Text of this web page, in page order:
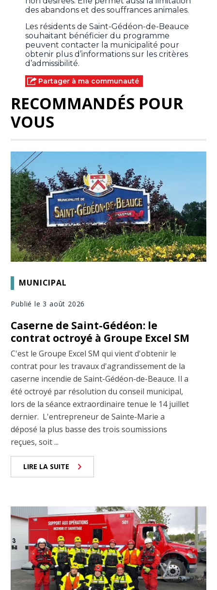
des abandons et des souffrances animales.
Les résidents de Saint-Gédéon-de-Beauce
souhaitant bénéficier du programme
peuvent contacter la municipalité pour
obtenir plus d’informations sur les critères
d’admissibilité.
Partager à ma communauté
RECOMMANDÉS POUR
VOUS
MUNICIPAL
Publié le 3 août 2026
Caserne de Saint-Gédéon: le
contrat octroyé à Groupe Excel SM
C'est le Groupe Excel SM qui vient d'obtenir le
contrat pour les travaux d'agrandissement de la
caserne incendie de Saint-Gédéon-de-Beauce. Il a
été octroyé par résolution du conseil municipal,
lors de la séance extraordinaire tenue le 14 juillet
dernier. L'entrepreneur de Sainte-Marie a
déposé la plus basse des trois soumissions
reçues, soit ...
LIRE LA SUITE